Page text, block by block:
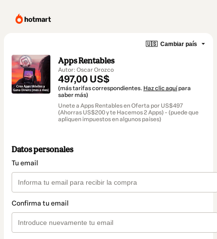
🇺🇸 Cambiar país
Apps Rentables
Autor: Oscar Orozco
497,00 US$
(más tarifas correspondientes. Haz clic aquí para
saber más)
Unete a Apps Rentables en Oferta por US$497
(Ahorras US$200 y te Hacemos 2 Apps) - (puede que
apliquen impuestos en algunos países)
Datos personales
Tu email
Confirma tu email